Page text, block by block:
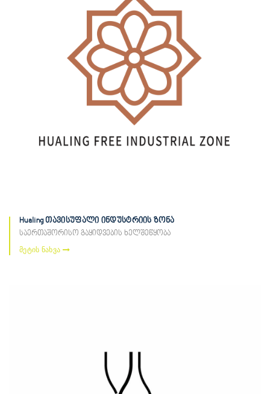
Hualing თავისუფალი ინდუსტრიის ზონა
საერთაშორისო გაყიდვების ხელშეწყობა
მეტის ნახვა